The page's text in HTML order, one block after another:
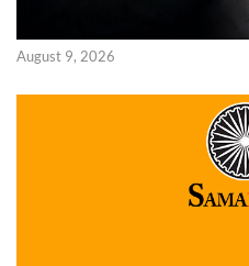
August 9, 2026